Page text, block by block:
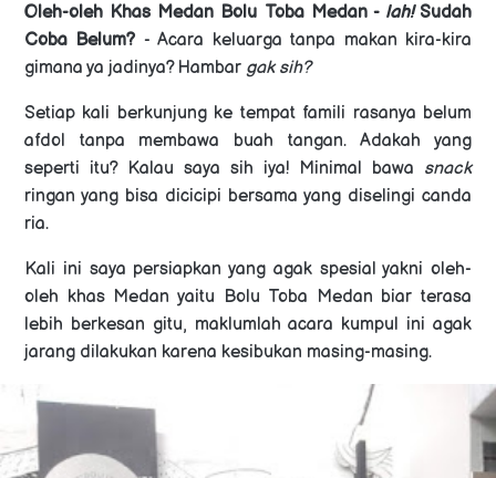
Oleh-oleh Khas Medan Bolu Toba Medan - lah!Sudah
Coba Belum? - Acara keluarga tanpa makan kira-kira
gimana ya jadinya? Hambar gak sih?
Setiap kali berkunjung ke tempat famili rasanya belum
afdol tanpa membawa buah tangan. Adakah yang
seperti itu? Kalau saya sih iya! Minimal bawa snack
ringan yang bisa dicicipi bersama yang diselingi canda
ria.
Kali ini saya persiapkan yang agak spesial yakni oleh-
oleh khas Medan yaitu Bolu Toba Medan biar terasa
lebih berkesan gitu, maklumlah acara kumpul ini agak
jarang dilakukan karena kesibukan masing-masing.